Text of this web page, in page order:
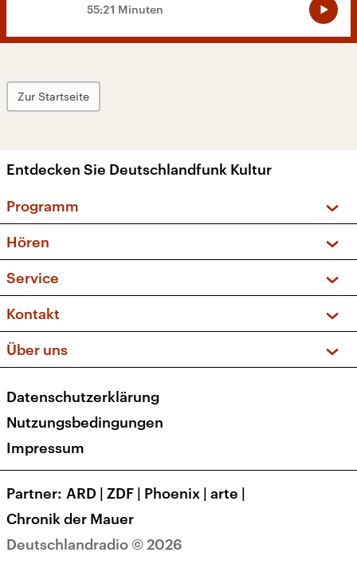
55:21 Minuten
Zur Startseite
Entdecken Sie Deutschlandfunk Kultur
Programm
Sendungen und Podcasts
Musikliste
Kakadu – Das Kinderprogramm
Hören
Frequenzen (UKW + DAB+)
Service
FAQ
Apps
Newsletter
Kontakt
Social Media
Über uns
Presse
Karriere
Transparenz
Deutschlandradio © 2026
Datenschutzerklärung
Nutzungsbedingungen
Impressum
Partner ARD | ZDF | Phoenix | arte |
Chronik der Mauer